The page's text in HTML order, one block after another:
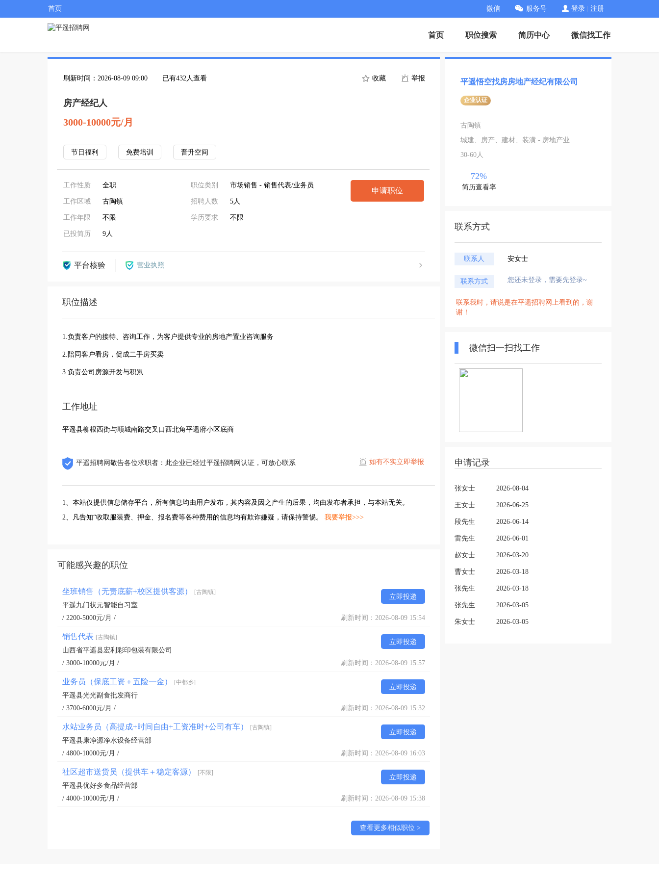
首页 微信 服务号 登录 注册
首页 职位搜索 简历中心 微信找工作
刷新时间：2026-08-09 09:00 已有432人查看 收藏 举报
房产经纪人
3000-10000元/月
节日福利 免费培训 晋升空间
工作性质 全职
工作区域 古陶镇
工作年限 不限
已投简历 9人
职位类别 市场销售 - 销售代表/业务员
招聘人数 5人
学历要求 不限
申请职位
平台核验 营业执照
职位描述
1.负责客户的接待、咨询工作，为客户提供专业的房地产置业咨询服务
2.陪同客户看房，促成二手房买卖
3.负责公司房源开发与积累
工作地址
平遥县柳根西街与顺城南路交叉口西北角平遥府小区底商
平遥招聘网敬告各位求职者：此企业已经过平遥招聘网认证，可放心联系 如有不实立即举报
1、本站仅提供信息储存平台，所有信息均由用户发布，其内容及因之产生的后果，均由发布者承担，与本站无关。
2、凡告知“收取服装费、押金、报名费等各种费用的信息均有欺诈嫌疑，请保持警惕。 我要举报>>>
可能感兴趣的职位
坐班销售（无责底薪+校区提供客源） [古陶镇]
立即投递
平遥九门状元智能自习室
/ 2200-5000元/月 /
刷新时间：2026-08-09 15:54
销售代表 [古陶镇]
立即投递
山西省平遥县宏利彩印包装有限公司
/ 3000-10000元/月 /
刷新时间：2026-08-09 15:57
业务员（保底工资＋五险一金） [中都乡]
立即投递
平遥县光光副食批发商行
/ 3700-6000元/月 /
刷新时间：2026-08-09 15:32
水站业务员（高提成+时间自由+工资准时+公司有车） [古陶镇]
立即投递
平遥县康净源净水设备经营部
/ 4800-10000元/月 /
刷新时间：2026-08-09 16:03
社区超市送货员（提供车＋稳定客源） [不限]
立即投递
平遥县优好多食品经营部
/ 4000-10000元/月 /
刷新时间：2026-08-09 15:38
查看更多相似职位 >
平遥悟空找房房地产经纪有限公司
企业认证
古陶镇
城建、房产、建材、装潢 - 房地产业
30-60人
72%
简历查看率
联系方式
联系人 安女士
联系方式 您还未登录，需要先登录~
联系我时，请说是在平遥招聘网上看到的，谢
谢！
微信扫一扫找工作
申请记录
张女士 2026-08-04
王女士 2026-06-25
段先生 2026-06-14
雷先生 2026-06-01
赵女士 2026-03-20
曹女士 2026-03-18
张先生 2026-03-18
张先生 2026-03-05
朱女士 2026-03-05